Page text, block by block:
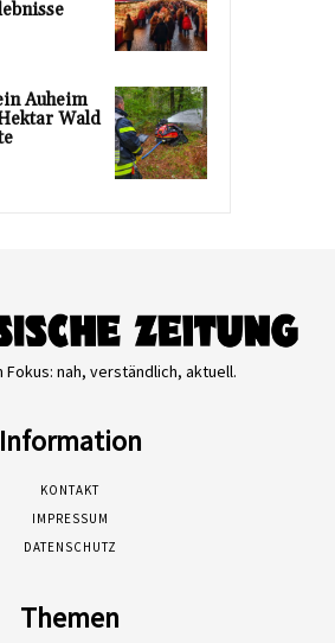
Auheim
Wald
Fokus: nah, verständlich, aktuell.
Information
KONTAKT
IMPRESSUM
DATENSCHUTZ
Themen